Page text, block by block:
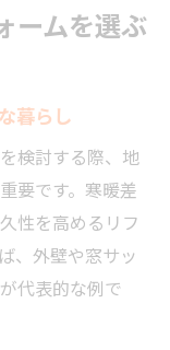
を松本市で比
断基準
来性を徹底比
家族構成の考
ームを選ぶ
暮らし
検討する際、地
要です。寒暖差
性を高めるリフ
、外壁や窓サッ
代表的な例で